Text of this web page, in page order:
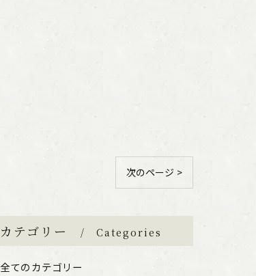
次のページ >
カテゴリー Categories
全てのカテゴリー